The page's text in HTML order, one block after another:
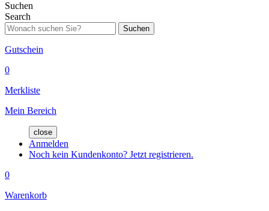
Suchen
Search
Suchen
Gutschein
0
Merkliste
Mein Bereich
close
Anmelden
Noch kein Kundenkonto? Jetzt registrieren.
0
Warenkorb